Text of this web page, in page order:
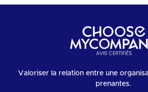
Valoriser la relation entre une
prenantes.